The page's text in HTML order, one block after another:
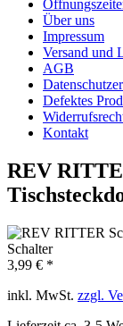
Über uns
Impressum
Versand und
AGB
Defektes
Kontakt
REV
3,99 € *
inkl. MwSt. zzgl.